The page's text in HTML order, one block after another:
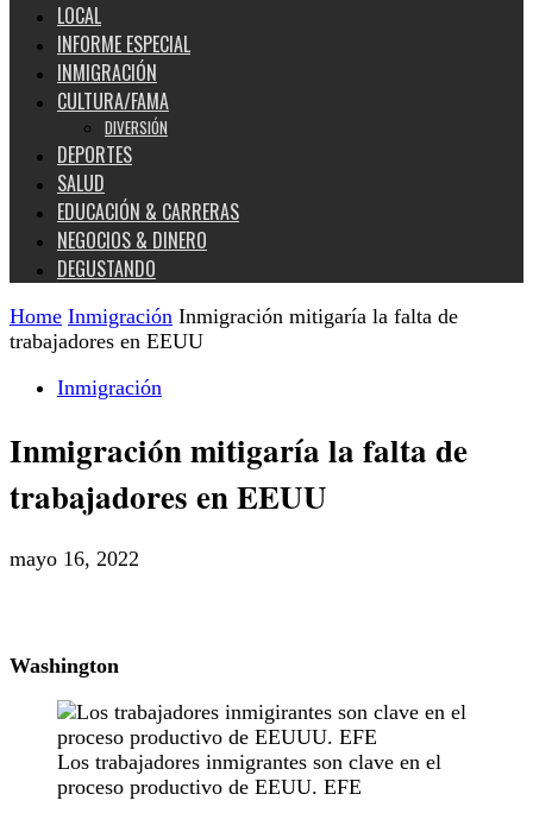
LOCAL
INFORME ESPECIAL
INMIGRACIÓN
CULTURA/FAMA
DIVERSIÓN
DEPORTES
SALUD
EDUCACIÓN & CARRERAS
NEGOCIOS & DINERO
DEGUSTANDO
Home Inmigración Inmigración mitigaría la falta de
trabajadores en EEUU
Inmigración
Inmigración mitigaría la falta de
trabajadores en EEUU
mayo 16, 2022
Washington
Los trabajadores inmigrantes son clave en el
proceso productivo de EEUU. EFE